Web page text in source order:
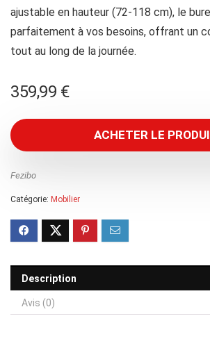
ajustable en hauteur (72-118 cm), le
parfaitement à vos besoins, offrant un
tout au long de la journée.
359,99 €
ACHETER LE
Fezibo
Catégorie: Mobilier
Description
Avis (0)